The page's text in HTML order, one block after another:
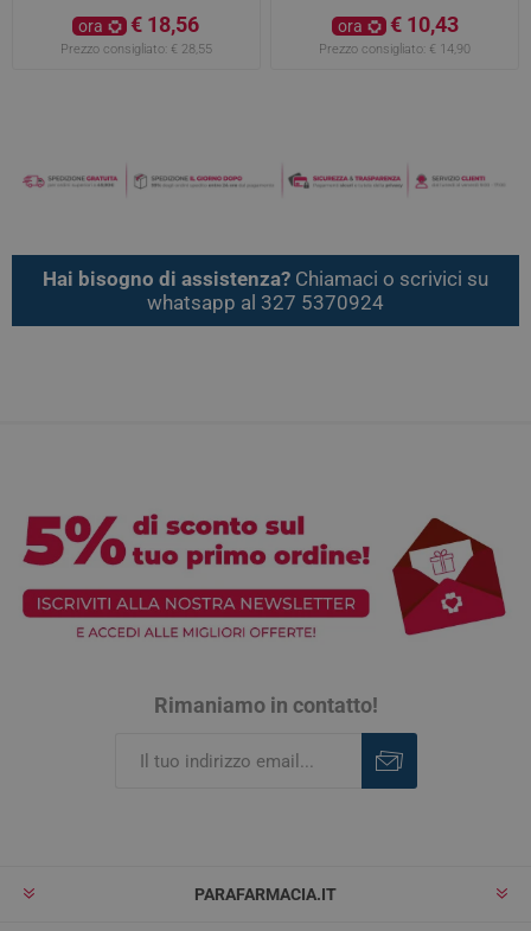
ora € 18,56
Prezzo consigliato: € 28,55
ora € 10,43
Prezzo consigliato: € 14,90
Hai bisogno di assistenza? Chiamaci o scrivici su
whatsapp al 327 5370924
Rimaniamo in contatto!
PARAFARMACIA.IT